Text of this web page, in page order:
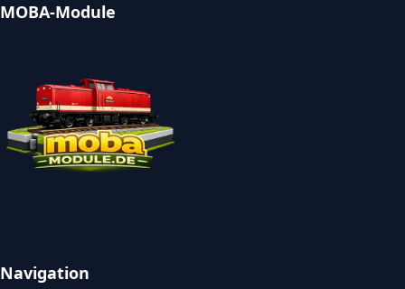
MOBA-Module
Navigation